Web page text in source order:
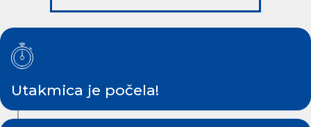
Utakmica je počela!